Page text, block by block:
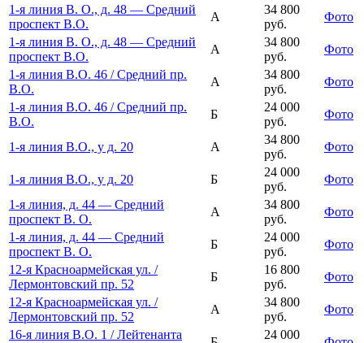
1-я линия В. О., д. 48 — Средний
проспект В.О.
А
34 800
руб.
Фото
1-я линия В. О., д. 48 — Средний
проспект В.О.
А
34 800
руб.
Фото
1-я линия В.О. 46 / Средний пр.
В.О.
А
34 800
руб.
Фото
1-я линия В.О. 46 / Средний пр.
В.О.
Б
24 000
руб.
Фото
1-я линия В.О., у д. 20 А
34 800
руб.
Фото
1-я линия В.О., у д. 20 Б
24 000
руб.
Фото
1-я линия, д. 44 — Средний
проспект В. О.
А
34 800
руб.
Фото
1-я линия, д. 44 — Средний
проспект В. О.
Б
24 000
руб.
Фото
12-я Красноармейская ул. /
Лермонтовский пр. 52
Б
16 800
руб.
Фото
12-я Красноармейская ул. /
Лермонтовский пр. 52
А
34 800
руб.
Фото
16-я линия В.О. 1 / Лейтенанта
24 000